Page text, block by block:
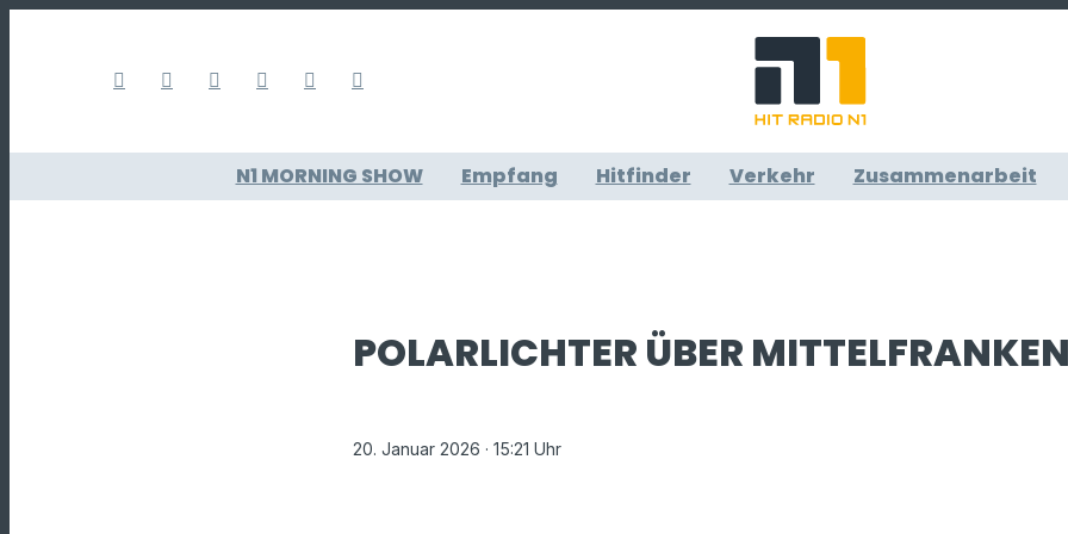
N1 MORNING SHOW Empfang Hitfinder Verkehr Zusammenarbeit
POLARLICHTER ÜBER MITTELFRANKEN
20. Januar 2026 · 15:21 Uhr